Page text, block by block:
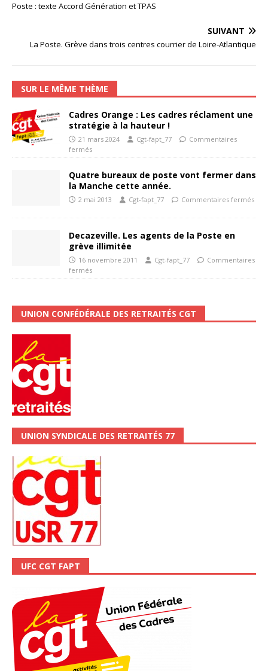
Poste : texte Accord Génération et TPAS
SUIVANT
La Poste. Grève dans trois centres courrier de Loire-Atlantique
SUR LE MÊME THÈME
Cadres Orange : Les cadres réclament une
stratégie à la hauteur !
21 mars 2024 Cgt-fapt_77
Commentaires
fermés
Quatre bureaux de poste vont fermer dans
la Manche cette année.
2 mai 2013 Cgt-fapt_77 Commentaires fermés
Decazeville. Les agents de la Poste en
grève illimitée
16 novembre 2011 Cgt-fapt_77
Commentaires
fermés
UNION CONFÉDÉRALE DES RETRAITÉS CGT
UNION SYNDICALE DES RETRAITÉS 77
UFC CGT FAPT